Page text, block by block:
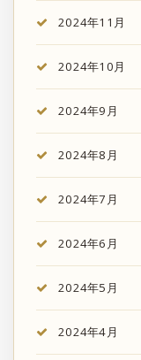
2024年11月
2024年10月
2024年9月
2024年8月
2024年7月
2024年6月
2024年5月
2024年4月